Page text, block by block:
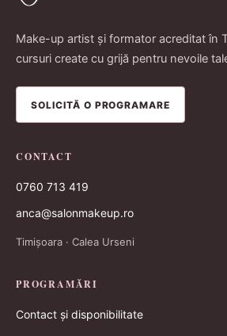
Make-up artist și formator acreditat în
cursuri create cu grijă pentru nevoile
SOLICITĂ O PROGRAMARE
CONTACT
0760 713 419
anca@salonmakeup.ro
Timișoara · Calea Urseni
PROGRAMĂRI
Contact și disponibilitate